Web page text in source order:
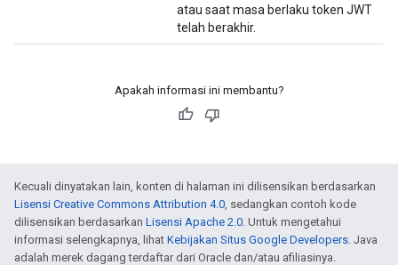
atau saat masa berlaku token JWT
telah berakhir.
Apakah informasi ini membantu?
Kecuali dinyatakan lain, konten di halaman ini dilisensikan berdasarkan
Lisensi Creative Commons Attribution 4.0, sedangkan contoh kode
dilisensikan berdasarkan Lisensi Apache 2.0. Untuk mengetahui
informasi selengkapnya, lihat Kebijakan Situs Google Developers. Java
adalah merek dagang terdaftar dari Oracle dan/atau afiliasinya.